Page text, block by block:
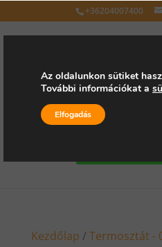
+36204007400
Válasszon oldalt
Kezdőlap / Termosztát -
Az oldalunkon sütiket
További információkat a
Elfogadás